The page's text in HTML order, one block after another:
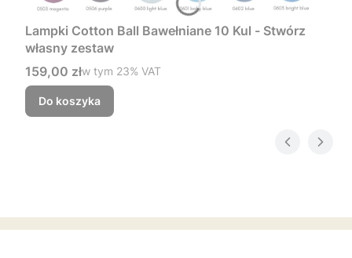
Lampki Cotton Ball Bawełniane 10 Kul - Stwórz
własny zestaw
Cena brutto
159,00 złw tym %s VAT
w tym 23% VAT
Do koszyka